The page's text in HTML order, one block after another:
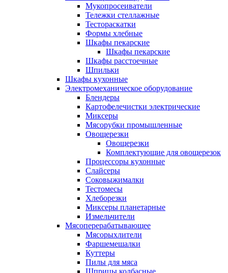
Мукопросеиватели
Тележки стеллажные
Тестораскатки
Формы хлебные
Шкафы пекарские
Шкафы пекарские
Шкафы расстоечные
Шпильки
Шкафы кухонные
Электромеханическое оборудование
Блендеры
Картофелечистки электрические
Миксеры
Мясорубки промышленные
Овощерезки
Овощерезки
Комплектующие для овощерезок
Процессоры кухонные
Слайсеры
Соковыжималки
Тестомесы
Хлеборезки
Миксеры планетарные
Измельчители
Мясоперерабатывающее
Мясорыхлители
Фаршемешалки
Куттеры
Пилы для мяса
Шприцы колбасные